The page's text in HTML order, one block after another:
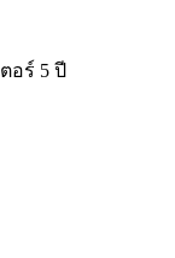
อร์ 5 ปี